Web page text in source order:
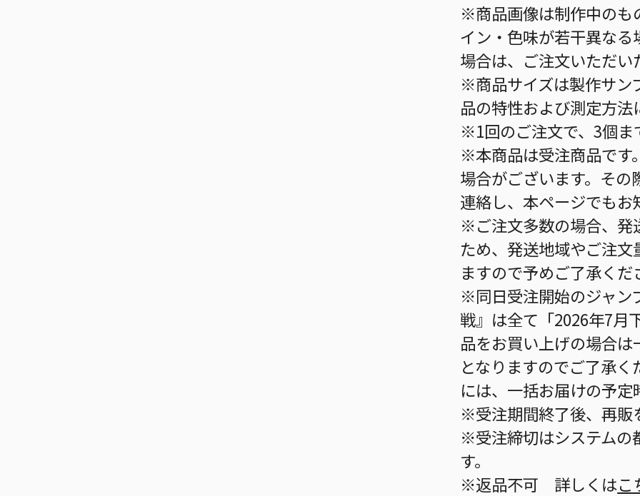
※商品画像は制作中のも
イン・色味が若干異な
場合は、ご注文いただ
※商品サイズは製作サン
品の特性および測定方
※1回のご注文で、3個ま
※本商品は受注商品です
場合がございます。そ
連絡し、本ページでもお
※ご注文多数の場合、発
ため、発送地域やご注
ますので予めご了承くだ
※同日受注開始のジャン
戦』は全て「2026年7月
品をお買い上げの場合
となりますのでご了承
には、一括お届けの予
※受注期間終了後、再販
※受注締切はシステムの
す。
※返品不可 詳しくはこ